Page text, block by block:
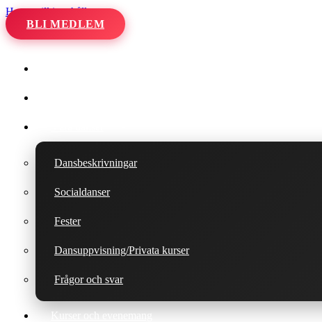
Hoppa till innehåll
BLI MEDLEM
Dansbeskrivningar
Socialdanser
Fester
Dansuppvisning/Privata kurser
Frågor och svar
Kurser och evenemang